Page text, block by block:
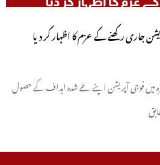
جاری رکھنے کے عزم کا اظہار کر دیا
میں فوجی آپریشن اپنے طے شدہ اہداف کے حصول